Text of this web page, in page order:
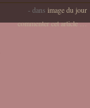
- dans image du jour
commenter cet article…